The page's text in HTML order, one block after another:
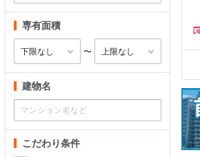
専有面積
〜
建物名
こだわり条件